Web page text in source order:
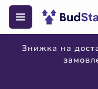
Знижка на